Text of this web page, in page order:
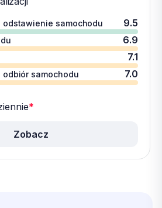
odstawienie samochodu 9.5
6.9
7.1
samochodu 7.0
*
Zobacz